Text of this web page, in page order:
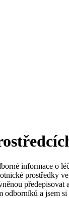
informace o
prostředky
a jsem